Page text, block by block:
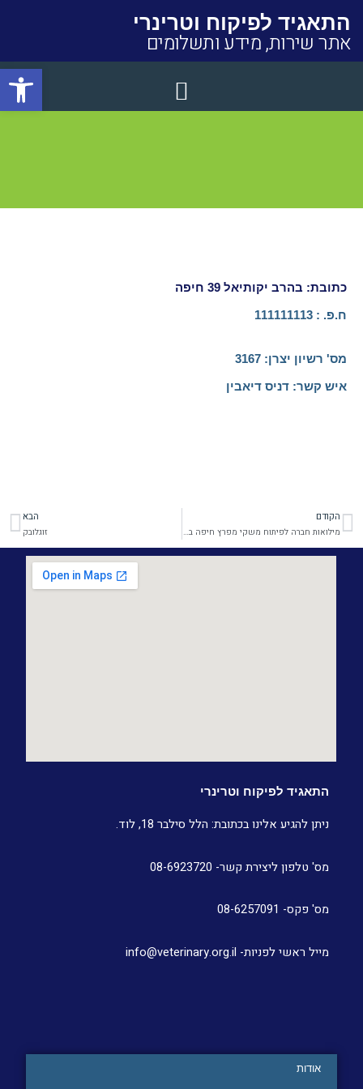
התאגיד לפיקוח וטרינרי
אתר שירות, מידע ותשלומים
כתובת: בהרב יקותיאל 39 חיפה
ח.פ. : 111111113
מס' רשיון יצרן:​ 3167
איש קשר: דניס דיאבין
קודם
הקודם
מילואות חברה לפיתוח משקי מפרץ חיפה בעמ
הבא
זוגלובק
אודות
התאגיד לפיקוח וטרינרי
ניתן להגיע אלינו בכתובת: הלל סילבר 18, לוד.
מס' טלפון ליצירת קשר- 08-6923720
מס' פקס- 08-6257091
מייל ראשי לפניות- info@veterinary.org.il
פתח